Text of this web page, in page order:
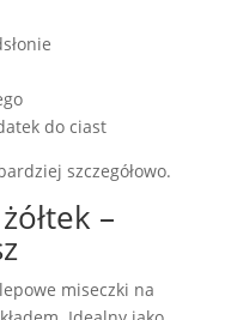
do ciast
szczegółowo.
–
miseczki na